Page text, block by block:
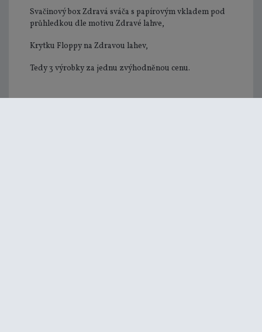
Svačinový box Zdravá sváča s papírovým vkladem pod
průhledkou dle motivu Zdravé lahve,
Krytku Floppy na Zdravou lahev,
Tedy 3 výrobky za jednu zvýhodněnou cenu.